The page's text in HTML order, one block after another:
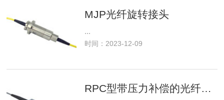
MJP光纤旋转接头
...
时间：2023-12-09
RPC型带压力补偿的光纤旋转接头